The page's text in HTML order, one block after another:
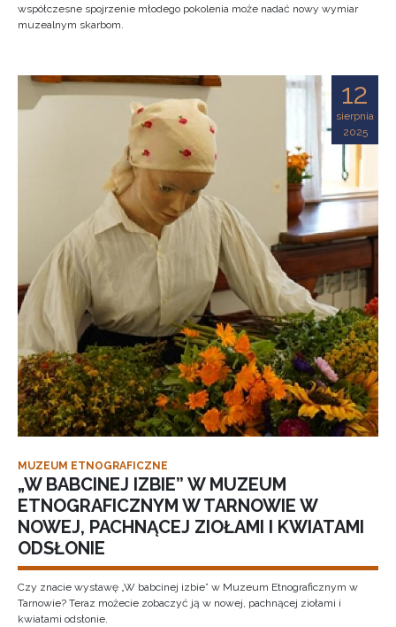
współczesne spojrzenie młodego pokolenia może nadać nowy wymiar
muzealnym skarbom.
12
sierpnia
2025
MUZEUM ETNOGRAFICZNE
„W BABCINEJ IZBIE” W MUZEUM
ETNOGRAFICZNYM W TARNOWIE W
NOWEJ, PACHNĄCEJ ZIOŁAMI I KWIATAMI
ODSŁONIE
Czy znacie wystawę „W babcinej izbie” w Muzeum Etnograficznym w
Tarnowie? Teraz możecie zobaczyć ją w nowej, pachnącej ziołami i
kwiatami odsłonie.